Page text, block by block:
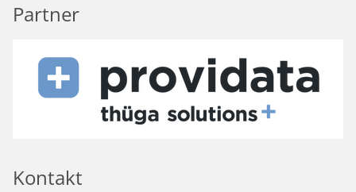
Partner
Kontakt